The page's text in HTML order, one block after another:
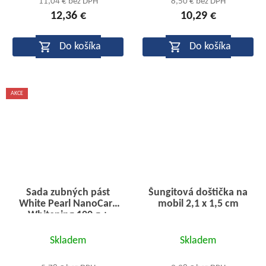
je
4,5
z
12,36 €
Do košíka
je
5,0
z
10,29 €
Do košíka
AKCE
Sada zubných pást
White Pearl NanoCare
Whitening 100 g +
ZADARMO
Skladem
Šungitová doštička na
mobil 2,1 x 1,5 cm
Skladem